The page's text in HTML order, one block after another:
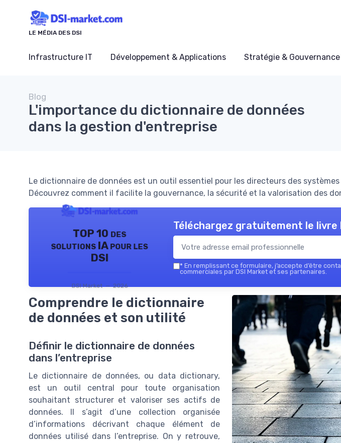
LE MÉDIA DES DSI
Infrastructure IT Développement & Applications Stratégie & Gouvernance
Blog
L'importance du dictionnaire de données
dans la gestion d'entreprise
Le dictionnaire de données est un outil essentiel pour les directeurs des
Découvrez comment il facilite la gouvernance, la sécurité et la valorisation des
TOP 10 des
solutions IA pour les
DSI
DSI Market — 2026
Téléchargez gratuitement le livre
* En remplissant ce formulaire, j’accepte d’être
commerciales par DSI Market et ses partenaires.
Comprendre le dictionnaire
de données et son utilité
Définir le dictionnaire de données
dans l’entreprise
Le dictionnaire de données, ou data dictionary,
est un outil central pour toute organisation
souhaitant structurer et valoriser ses actifs de
données. Il s’agit d’une collection organisée
d’informations décrivant chaque élément de
données utilisé dans l’entreprise. On y retrouve,